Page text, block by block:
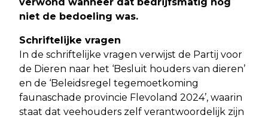
niet de bedoeling was.
Schriftelijke vragen
In de schriftelijke vragen verwijst de Partij voor
de Dieren naar het ‘Besluit houders van dieren’
en de ‘Beleidsregel tegemoetkoming
faunaschade provincie Flevoland 2024’, waarin
staat dat veehouders zelf verantwoordelijk zijn